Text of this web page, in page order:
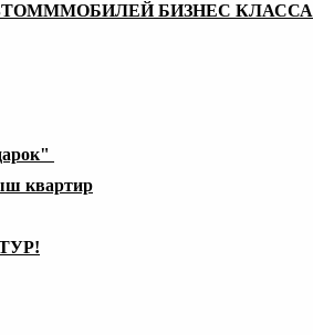
БИЗНЕС КЛАССА
квартир